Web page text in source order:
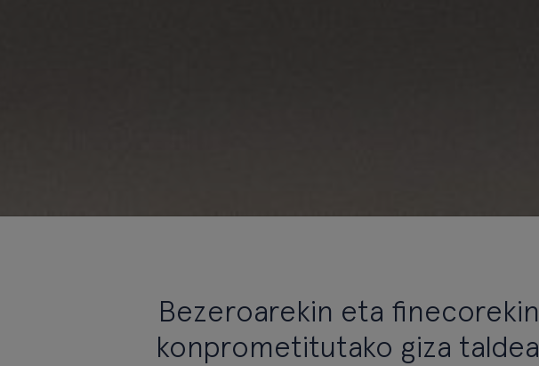
Bezeroarekin eta finecorekin
konprometitutako giza taldea